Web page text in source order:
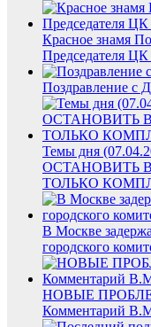
Красное знамя
Председателя
Поздравление с
Темы дня
ОСТАНОВИТЬ
ТОЛЬКО
В Москве
городского
НОВЫЕ
Комментарий